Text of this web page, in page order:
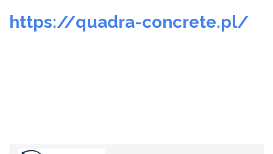
https://quadra-concrete.pl/